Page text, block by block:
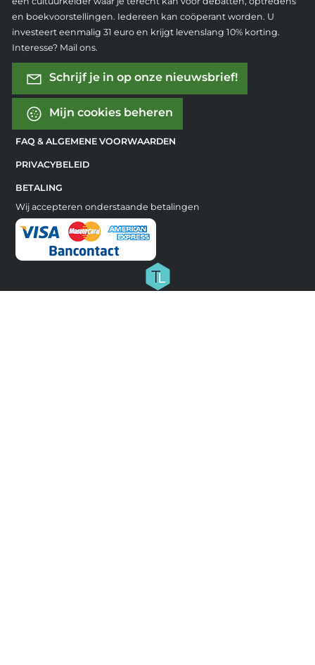
en boekvoorstellingen. Iedereen kan coöperant worden. U
investeert eenmalig 31 euro en krijgt levenslang 10% korting.
Interesse? Mail ons.
Schrijf je in op onze nieuwsbrief!
Mijn cookies beheren
FAQ & ALGEMENE VOORWAARDEN
PRIVACYBELEID
BETALING
Wij accepteren onderstaande betalingen